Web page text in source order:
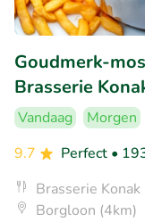
Goudmerk-
Brasserie
Vandaag Morgen
9.7
Perfect •
Brasserie Konak
Borgloon (4km)